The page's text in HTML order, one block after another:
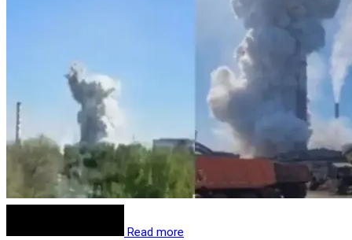
Read more